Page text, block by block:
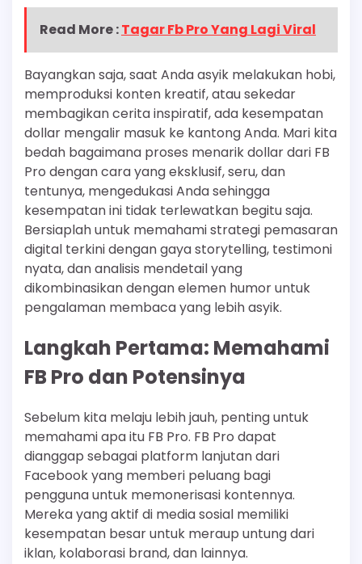
Read More :Tagar Fb Pro Yang Lagi Viral
Bayangkan saja, saat Anda asyik melakukan hobi,
memproduksi konten kreatif, atau sekedar
membagikan cerita inspiratif, ada kesempatan
dollar mengalir masuk ke kantong Anda. Mari kita
bedah bagaimana proses menarik dollar dari FB
Pro dengan cara yang eksklusif, seru, dan
tentunya, mengedukasi Anda sehingga
kesempatan ini tidak terlewatkan begitu saja.
Bersiaplah untuk memahami strategi pemasaran
digital terkini dengan gaya storytelling, testimoni
nyata, dan analisis mendetail yang
dikombinasikan dengan elemen humor untuk
pengalaman membaca yang lebih asyik.
Langkah Pertama: Memahami
FB Pro dan Potensinya
Sebelum kita melaju lebih jauh, penting untuk
memahami apa itu FB Pro. FB Pro dapat
dianggap sebagai platform lanjutan dari
Facebook yang memberi peluang bagi
pengguna untuk memonerisasi kontennya.
Mereka yang aktif di media sosial memiliki
kesempatan besar untuk meraup untung dari
iklan, kolaborasi brand, dan lainnya.